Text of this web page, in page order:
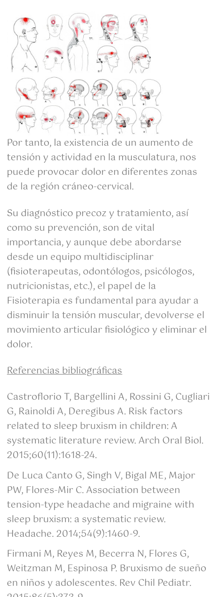
Por tanto, la existencia de un aumento de
tensión y actividad en la musculatura, nos
puede provocar dolor en diferentes zonas
de la región cráneo-cervical.
Su diagnóstico precoz y tratamiento, así
como su prevención, son de vital
importancia, y aunque debe abordarse
desde un equipo multidisciplinar
(fisioterapeutas, odontólogos, psicólogos,
nutricionistas, etc.), el papel de la
Fisioterapia es fundamental para ayudar a
disminuir la tensión muscular, devolverse el
movimiento articular fisiológico y eliminar el
dolor.
Referencias bibliográficas
Castroflorio T, Bargellini A, Rossini G, Cugliari
G, Rainoldi A, Deregibus A. Risk factors
related to sleep bruxism in children: A
systematic literature review. Arch Oral Biol.
2015;60(11):1618-24.
De Luca Canto G, Singh V, Bigal ME, Major
PW, Flores-Mir C. Association between
tension-type headache and migraine with
sleep bruxism: a systematic review.
Headache. 2014;54(9):1460-9.
Firmani M, Reyes M, Becerra N, Flores G,
Weitzman M, Espinosa P. Bruxismo de sueño
en niños y adolescentes. Rev Chil Pediatr.